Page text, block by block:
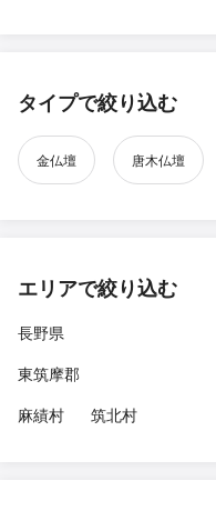
タイプで絞り込む
金仏壇 唐木仏壇
エリアで絞り込む
長野県
東筑摩郡
麻績村
筑北村